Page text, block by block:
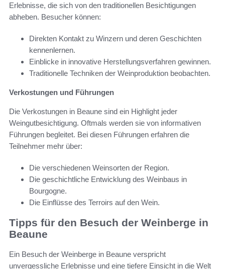
Erlebnisse, die sich von den traditionellen Besichtigungen
abheben. Besucher können:
Direkten Kontakt zu Winzern und deren Geschichten
kennenlernen.
Einblicke in innovative Herstellungsverfahren gewinnen.
Traditionelle Techniken der Weinproduktion beobachten.
Verkostungen und Führungen
Die Verkostungen in Beaune sind ein Highlight jeder
Weingutbesichtigung. Oftmals werden sie von informativen
Führungen begleitet. Bei diesen Führungen erfahren die
Teilnehmer mehr über:
Die verschiedenen Weinsorten der Region.
Die geschichtliche Entwicklung des Weinbaus in
Bourgogne.
Die Einflüsse des Terroirs auf den Wein.
Tipps für den Besuch der Weinberge in
Beaune
Ein Besuch der Weinberge in Beaune verspricht
unvergessliche Erlebnisse und eine tiefere Einsicht in die Welt